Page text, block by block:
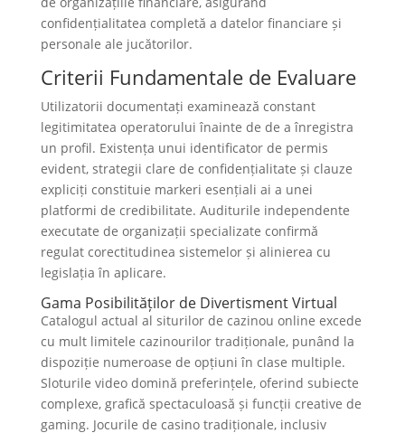
confidențialitatea completă a datelor financiare și
personale ale jucătorilor.
Criterii Fundamentale de Evaluare
Utilizatorii documentați examinează constant
legitimitatea operatorului înainte de de a înregistra
un profil. Existența unui identificator de permis
evident, strategii clare de confidențialitate și clauze
expliciți constituie markeri esențiali ai a unei
platformi de credibilitate. Auditurile independente
executate de organizații specializate confirmă
regulat corectitudinea sistemelor și alinierea cu
legislația în aplicare.
Gama Posibilităților de Divertisment Virtual
Catalogul actual al siturilor de cazinou online excede
cu mult limitele cazinourilor tradiționale, punând la
dispoziție numeroase de opțiuni în clase multiple.
Sloturile video domină preferințele, oferind subiecte
complexe, grafică spectaculoasă și funcții creative de
gaming. Jocurile de casino tradiționale, inclusiv